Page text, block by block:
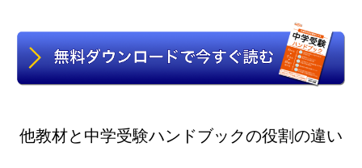
他教材と中学受験ハンドブックの役割の違い